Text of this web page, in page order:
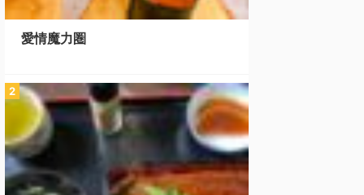
愛情魔力圏